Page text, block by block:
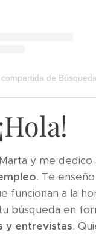
y me dedico
. Te enseño
funcionan a la
búsqueda en
y entrevistas.